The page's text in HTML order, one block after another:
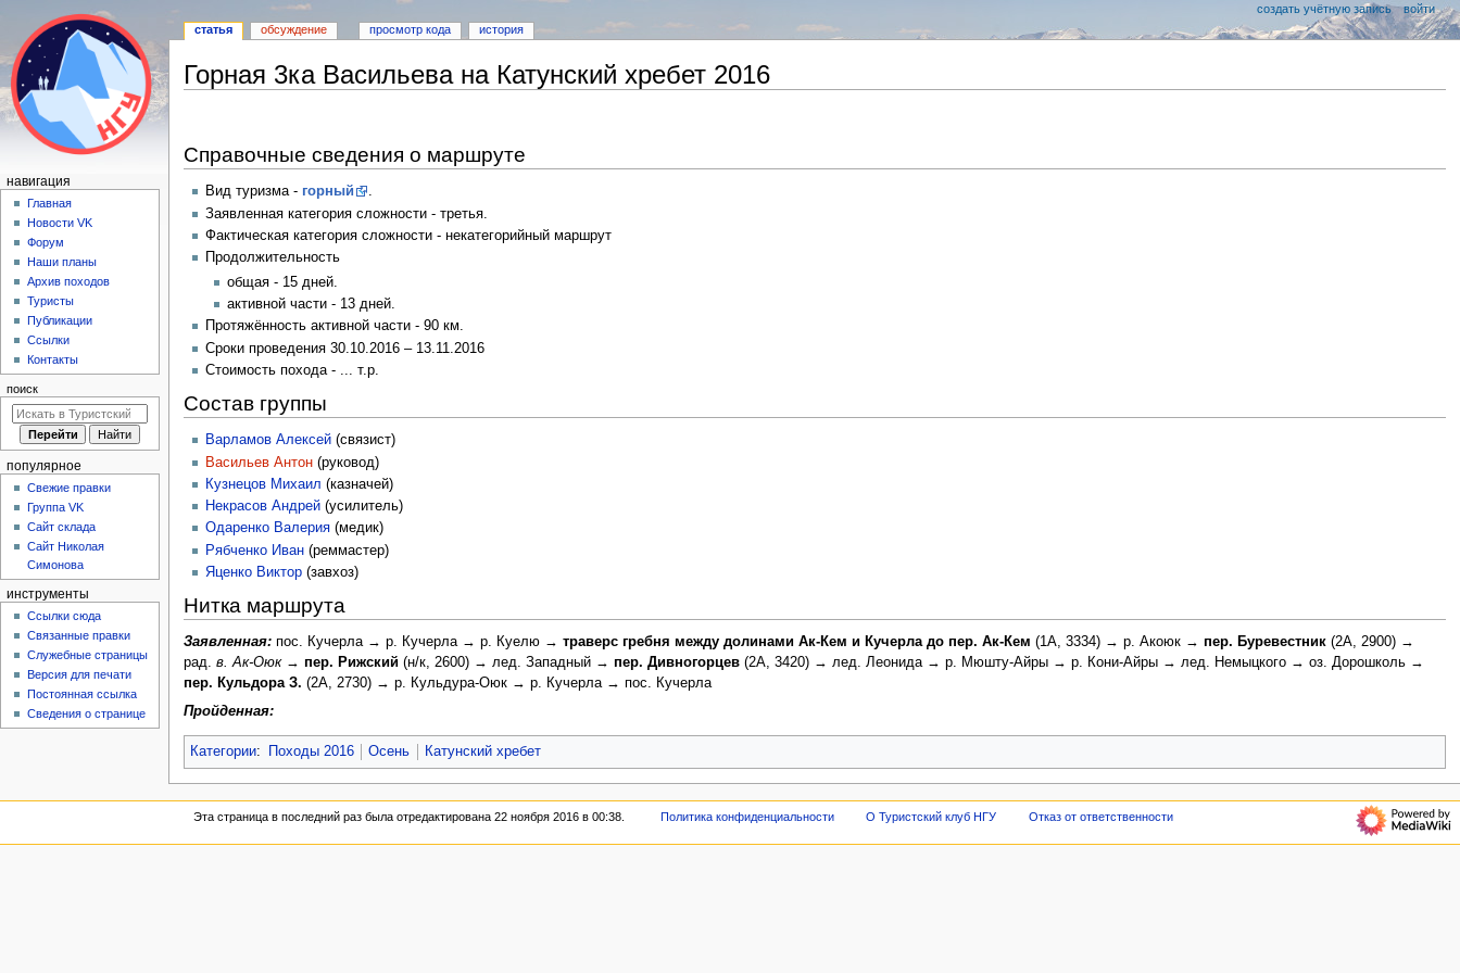
Горная 3ка Васильева на Катунский хребет 2016
навигации
поиску
Справочные сведения о маршруте
Вид туризма - горный
.
Заявленная категория сложности - третья.
Фактическая категория сложности - некатегорийный маршрут
Продолжительность
общая - 15 дней.
активной части - 13 дней.
Протяжённость активной части - 90 км.
Сроки проведения 30.10.2016 – 13.11.2016
Стоимость похода - ... т.р.
Состав группы
Варламов Алексей(связист)
Васильев Антон(руковод)
Кузнецов Михаил (казначей)
Некрасов Андрей(усилитель)
Одаренко Валерия(медик)
Рябченко Иван(реммастер)
Яценко Виктор(завхоз)
Нитка маршрута
Заявленная:пос. Кучерла → р. Кучерла → р. Куелю → траверс гребня между долинами Ак-Кем и Кучерла до пер. Ак-Кем (1А, 3334) → р. Акоюк → пер. Буревестник(2А, 2900) →
рад. в. Ак-Оюк→ пер. Рижский(н/к, 2600) → лед. Западный → пер. Дивногорцев(2А, 3420) → лед. Леонида → р. Мюшту-Айры → р. Кони-Айры → лед. Немыцкого → оз. Дорошколь →
пер. Кульдора З. (2А, 2730) → р. Кульдура-Оюк → р. Кучерла → пос. Кучерла
Пройденная:
Категории: Походы 2016 Осень Катунский хребет
Н
я
статья обсуждение просмотр кода история
создать учётную запись войти
навигация
Главная
Новости VK
Форум
Наши планы
Архив походов
Туристы
Публикации
Ссылки
Контакты
поиск
популярное
Свежие правки
Группа VK
Сайт склада
Сайт Николая
Симонова
инструменты
Ссылки сюда
Связанные правки
Служебные страницы
Версия для печати
Постоянная ссылка
Сведения о странице
Эта страница в последний раз была отредактирована 22 ноября 2016 в 00:38. Политика конфиденциальности О Туристский клуб НГУ Отказ от ответственности